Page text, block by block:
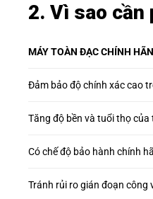
2. Vì sao cần
MÁY TOÀN ĐẠC CHÍNH
Đảm bảo độ chính xác cao
Tăng độ bền và tuổi thọ của
Có chế độ bảo hành chính
Tránh rủi ro gián đoạn công